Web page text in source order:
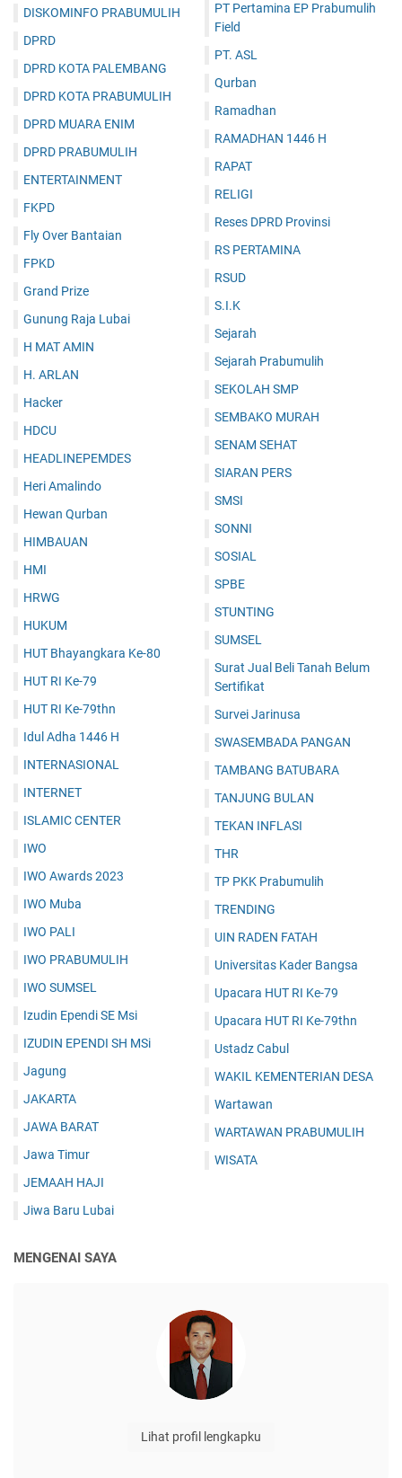
DISKOMINFO PRABUMULIH
DPRD
DPRD KOTA PALEMBANG
DPRD KOTA PRABUMULIH
DPRD MUARA ENIM
DPRD PRABUMULIH
ENTERTAINMENT
FKPD
Fly Over Bantaian
FPKD
Grand Prize
Gunung Raja Lubai
H MAT AMIN
H. ARLAN
Hacker
HDCU
HEADLINEPEMDES
Heri Amalindo
Hewan Qurban
HIMBAUAN
HMI
HRWG
HUKUM
HUT Bhayangkara Ke-80
HUT RI Ke-79
HUT RI Ke-79thn
Idul Adha 1446 H
INTERNASIONAL
INTERNET
ISLAMIC CENTER
IWO
IWO Awards 2023
IWO Muba
IWO PALI
IWO PRABUMULIH
IWO SUMSEL
Izudin Ependi SE Msi
IZUDIN EPENDI SH MSi
Jagung
JAKARTA
JAWA BARAT
Jawa Timur
JEMAAH HAJI
Jiwa Baru Lubai
PT Pertamina EP Prabumulih
Field
PT. ASL
Qurban
Ramadhan
RAMADHAN 1446 H
RAPAT
RELIGI
Reses DPRD Provinsi
RS PERTAMINA
RSUD
S.I.K
Sejarah
Sejarah Prabumulih
SEKOLAH SMP
SEMBAKO MURAH
SENAM SEHAT
SIARAN PERS
SMSI
SONNI
SOSIAL
SPBE
STUNTING
SUMSEL
Surat Jual Beli Tanah Belum
Sertifikat
Survei Jarinusa
SWASEMBADA PANGAN
TAMBANG BATUBARA
TANJUNG BULAN
TEKAN INFLASI
THR
TP PKK Prabumulih
TRENDING
UIN RADEN FATAH
Universitas Kader Bangsa
Upacara HUT RI Ke-79
Upacara HUT RI Ke-79thn
Ustadz Cabul
WAKIL KEMENTERIAN DESA
Wartawan
WARTAWAN PRABUMULIH
WISATA
MENGENAI SAYA
Lihat profil lengkapku